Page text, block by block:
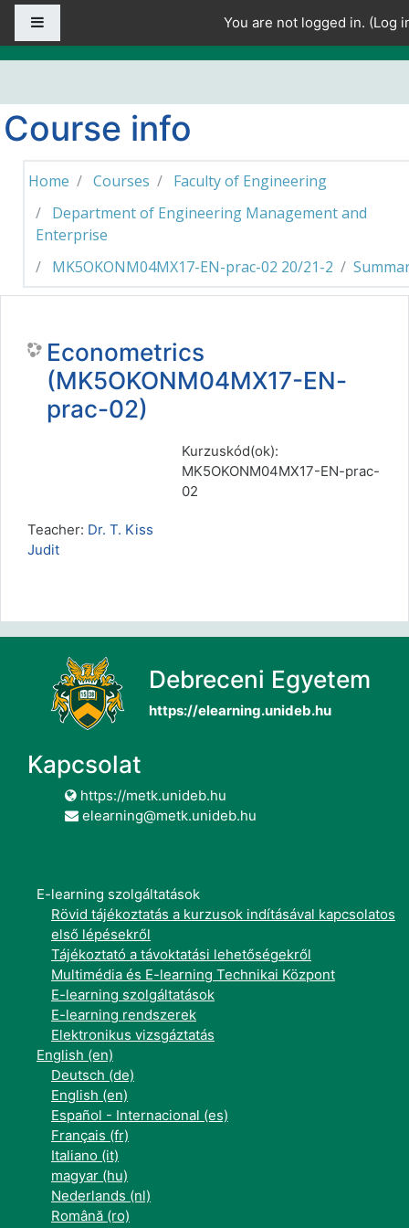
Skip to main content
You are not logged in. (Log
Course info
Home Courses
Faculty of Engineering
Department of Engineering Management and
Enterprise
MK5OKONM04MX17-EN-prac-02 20/21-2
Econometrics
(MK5OKONM04MX17-EN-
prac-02)
Kurzuskód(ok):
MK5OKONM04MX17-EN-prac-
02
Teacher: Dr. T. Kiss
Judit
Debreceni Egyetem
https://elearning.unideb.hu
Kapcsolat
https://metk.unideb.hu
elearning@metk.unideb.hu
E-learning szolgáltatások
Rövid tájékoztatás a kurzusok indításával kapcsolatos
első lépésekről
Tájékoztató a távoktatási lehetőségekről
Multimédia és E-learning Technikai Központ
E-learning szolgáltatások
E-learning rendszerek
Elektronikus vizsgáztatás
English ‎(en)‎
Deutsch ‎(de)‎
English ‎(en)‎
Español - Internacional ‎(es)‎
Français ‎(fr)‎
Italiano ‎(it)‎
magyar ‎(hu)‎
Nederlands ‎(nl)‎
Română ‎(ro)‎